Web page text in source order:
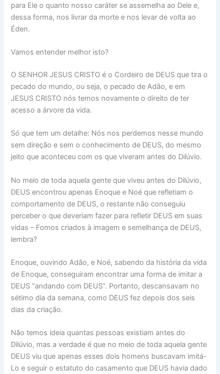
para Ele o quanto nosso caráter se assemelha ao Dele e,
dessa forma, nos livrar da morte e nos levar de volta ao
Éden.
Vamos entender melhor isto?
O SENHOR JESUS CRISTO é o Cordeiro de DEUS que tira o
pecado do mundo, ou seja, o pecado de Adão, e em
JESUS CRISTO nós temos novamente o direito de ter
acesso a árvore da vida.
Só que tem um detalhe: Nós nos perdemos nesse mundo
sem direção e sem o conhecimento de DEUS, do mesmo
jeito que aconteceu com os que viveram antes do Dilúvio.
No meio de toda aquela gente que viveu antes do Dilúvio,
DEUS encontrou apenas Enoque e Noé que refletiam o
comportamento de DEUS, o restante não conseguiu
perceber o que deveriam fazer para refletir DEUS em suas
vidas – Fomos criados à imagem e semelhança de DEUS,
lembra?
Enoque, ouvindo Adão, e Noé, sabendo da história da vida
de Enoque, conseguiram encontrar uma forma de imitar a
DEUS “andando com DEUS”. Portanto, descansavam no
sétimo dia da semana, como DEUS fez depois dos seis
dias da criação.
Não temos ideia quantas pessoas existiam antes do
Dilúvio, mas a verdade é que no meio de toda aquela gente
DEUS viu que apenas esses dois homens buscavam imitá-
Lo e seguir o estatuto do casamento que DEUS havia dado